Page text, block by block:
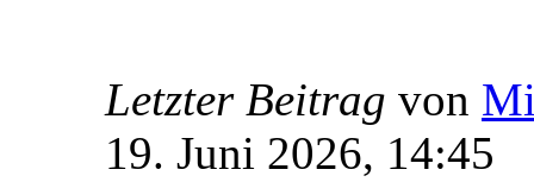
Letzter Beitrag von
19. Juni 2026, 14:45